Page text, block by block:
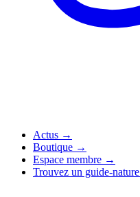
Actus →
Boutique →
Espace membre →
Trouvez un guide-nature